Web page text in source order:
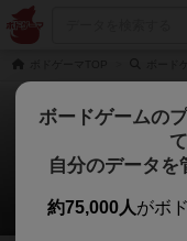
ボードゲームの
て
自分のデータを
約75,000人がボ